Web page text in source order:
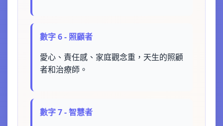
數字 6 - 照顧者
愛心、責任感、家庭觀念重，天生的照顧
者和治療師。
數字 7 - 智慧者